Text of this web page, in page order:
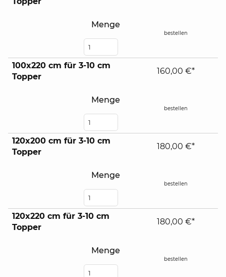
Menge
bestellen
100x220 cm für 3-10 cm
Topper
Menge
160,00 €*
bestellen
120x200 cm für 3-10 cm
Topper
Menge
180,00 €*
bestellen
120x220 cm für 3-10 cm
Topper
Menge
180,00 €*
bestellen